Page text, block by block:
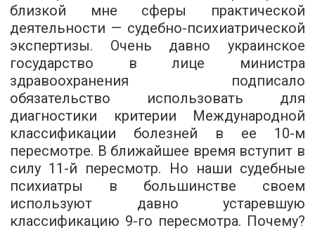
близкой мне сферы практической
деятельности — судебно-психиатрической
экспертизы. Очень давно украинское
государство в лице министра
здравоохранения подписало
обязательство использовать для
диагностики критерии Международной
классификации болезней в ее 10-м
пересмотре. В ближайшее время вступит в
силу 11-й пересмотр. Но наши судебные
психиатры в большинстве своем
используют давно устаревшую
классификацию 9-го пересмотра. Почему?